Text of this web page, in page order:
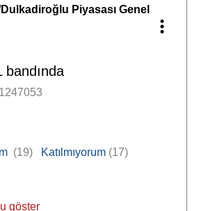
Piyasası Genel
bandında
(19) Katılmıyorum (17)
göster